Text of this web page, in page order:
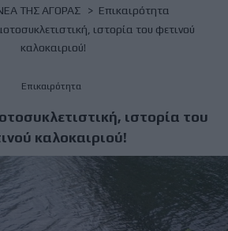
ΤΗΣ ΑΓΟΡΑΣ
Επικαιρότητα
ιστορία του φετινού
καλοκαιριού!
Επικαιρότητα
ιστορία του
καλοκαιριού!